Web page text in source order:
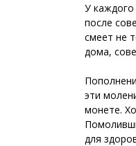
У каждого
после
смеет не
дома,
эти
монете.
для